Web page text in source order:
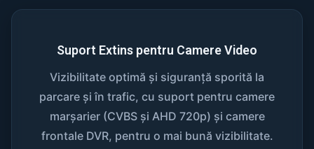
Suport Extins pentru Camere Video
Vizibilitate optimă și siguranță sporită la
parcare și în trafic, cu suport pentru camere
marșarier (CVBS și AHD 720p) și camere
frontale DVR, pentru o mai bună vizibilitate.